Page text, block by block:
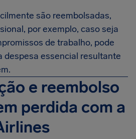
são reembolsadas,
por exemplo, caso seja
de trabalho, pode
despesa essencial resultante
e reembolso
perdida com a